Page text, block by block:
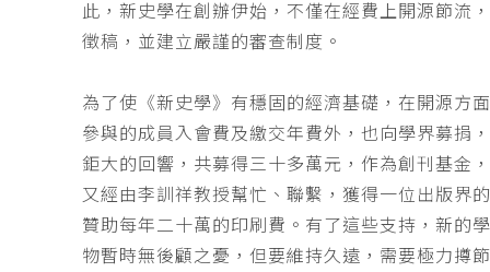
此，新史學在創辦伊始，不僅在經費上開源節流
徵稿，並建立嚴謹的審查制度。
為了使《新史學》有穩固的經濟基礎，在開源方
參與的成員入會費及繳交年費外，也向學界募捐
鉅大的回響，共募得三十多萬元，作為創刊基金
又經由李訓祥教授幫忙、聯繫，獲得一位出版界
贊助每年二十萬的印刷費。有了這些支持，新的
物暫時無後顧之憂，但要維持久遠，需要極力撙